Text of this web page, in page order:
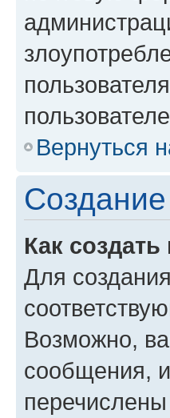
Вернуться
Как
Для
Возможно,
сообщения,